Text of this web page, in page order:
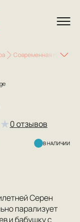
Современная проза
★0 отзывов
В НАЛИЧИИ
Серен
парализует
и бабушку с